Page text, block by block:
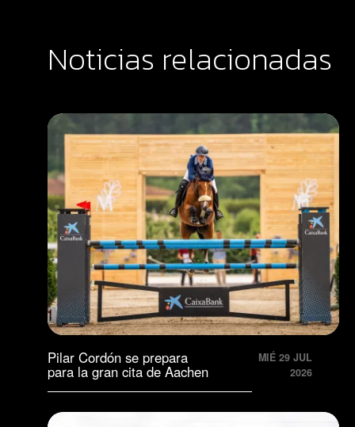
Noticias relacionadas
MIÉ 29 JUL
2026
Pilar Cordón se prepara
para la gran cita de Aachen